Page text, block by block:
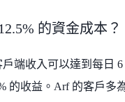
的資金成本？
端收入可以達到每日 6
的收益。Arf 的客戶多